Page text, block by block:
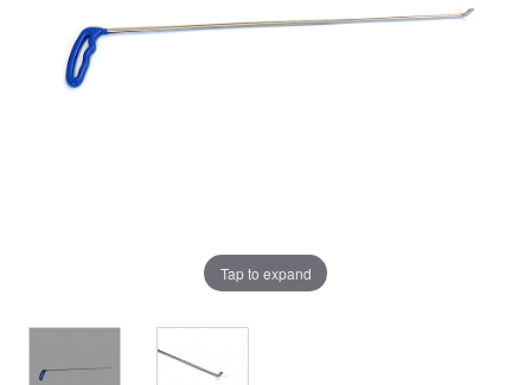
Tap to expand